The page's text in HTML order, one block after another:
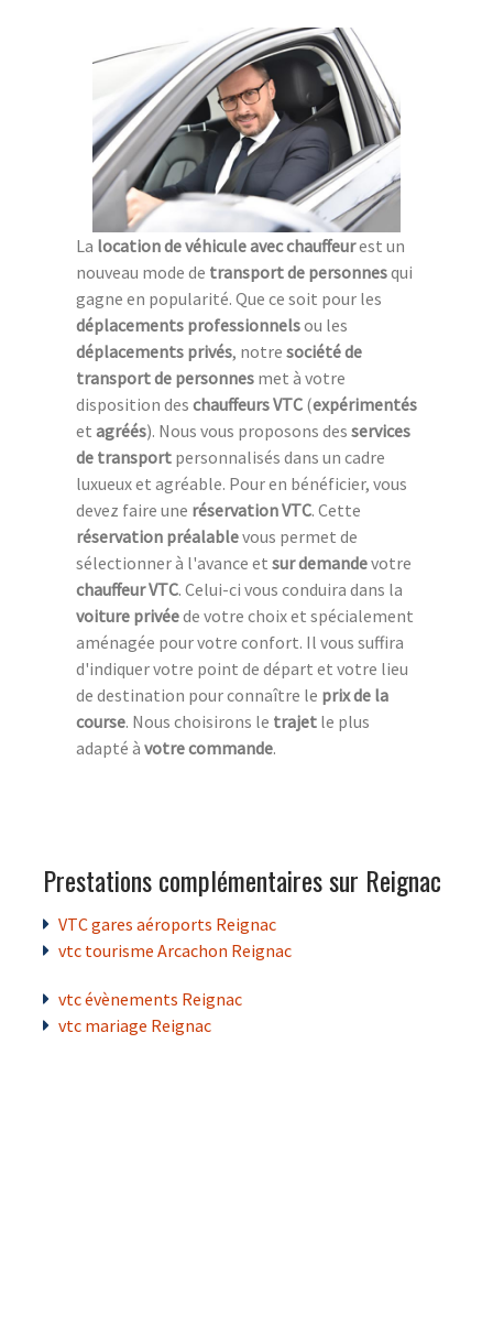
La location de véhiculeavec chauffeurest un
nouveau mode de transport de personnesqui
gagne en popularité. Que ce soit pour les
déplacements professionnelsou les
déplacements privés, notre société de
transport de personnes met à votre
disposition des chauffeurs VTC (expérimentés
et agréés). Nous vous proposons des services
de transport personnalisés dans un cadre
luxueux et agréable. Pour en bénéficier, vous
devez faire une réservation VTC. Cette
réservation préalablevous permet de
sélectionner à l'avance et sur demandevotre
chauffeur VTC. Celui-ci vous conduira dans la
voiture privéede votre choix et spécialement
aménagée pour votre confort. Il vous suffira
d'indiquer votre point de départ et votre lieu
de destination pour connaître le prix de la
course. Nous choisirons le trajet le plus
adapté à votre commande.
Prestations complémentaires sur Reignac
VTC gares aéroports Reignac
vtc tourisme Arcachon Reignac
vtc évènements Reignac
vtc mariage Reignac